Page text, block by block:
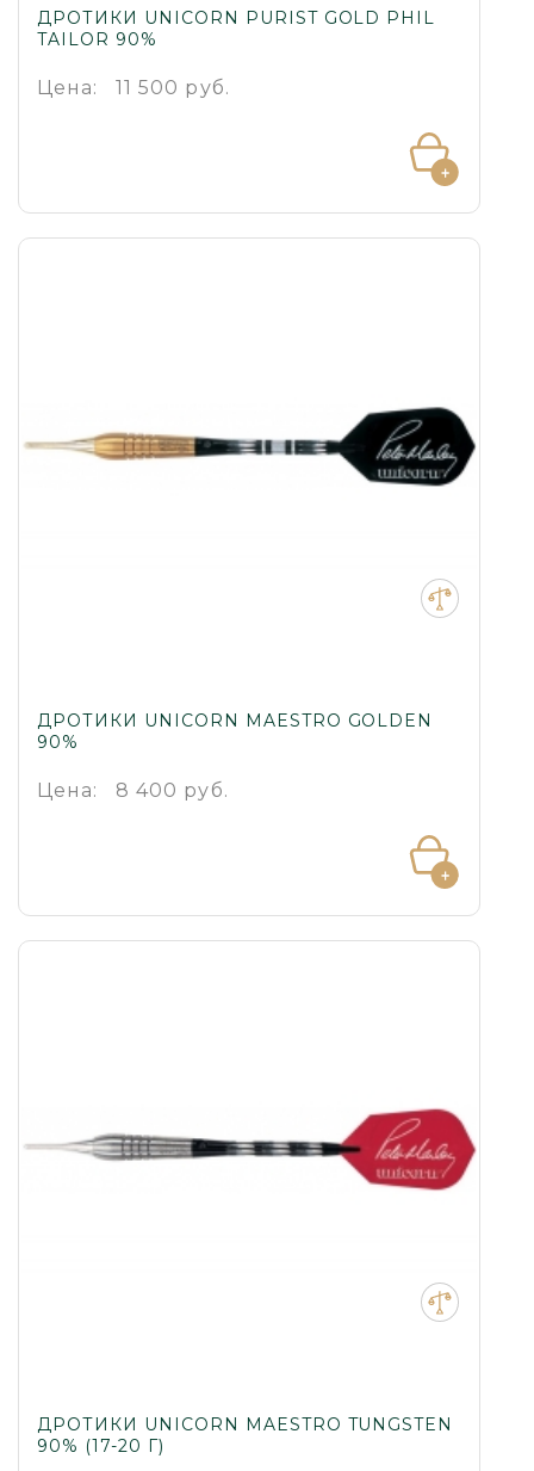
ДРОТИКИ UNICORN PURIST GOLD PHIL
TAILOR 90%
Цена: 11 500 руб.
ДРОТИКИ UNICORN MAESTRO GOLDEN
90%
Цена: 8 400 руб.
ДРОТИКИ UNICORN MAESTRO TUNGSTEN
90% (17-20 Г)